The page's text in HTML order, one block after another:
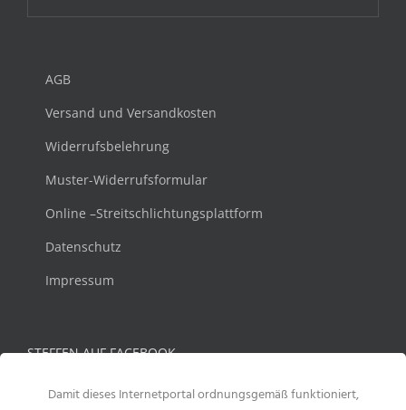
AGB
Versand und Versandkosten
Widerrufsbelehrung
Muster-Widerrufsformular
Online –Streitschlichtungsplattform
Datenschutz
Impressum
STEFFEN AUF FACEBOOK
Damit dieses Internetportal ordnungsgemäß funktioniert,